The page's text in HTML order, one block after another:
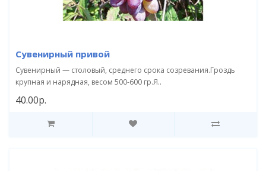
Сувенирный привой
Сувенирный — столовый, среднего срока созревания.Гроздь
крупная и нарядная, весом 500-600 гр.Я..
40.00р.